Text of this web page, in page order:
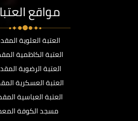
مواقع
العتبة العلوية
العتبة الكاظمية
العتبة الرضوية
العتبة العسكرية
العتبة العباسية
مسجد الكوفة